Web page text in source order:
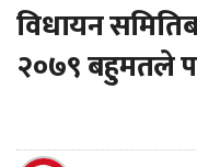
विधायन
२०७९ बहुमतले